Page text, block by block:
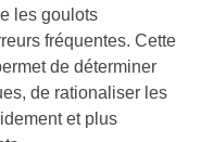
les goulots
fréquentes. Cette
de déterminer
de rationaliser les
et plus